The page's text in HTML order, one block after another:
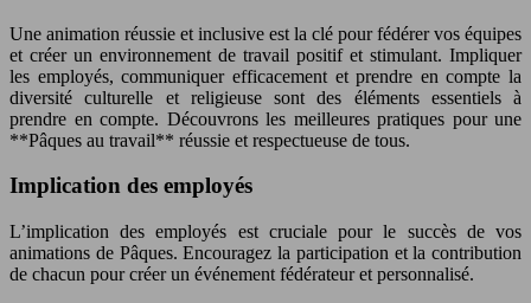
Une animation réussie et inclusive est la clé pour fédérer vos équipes
et créer un environnement de travail positif et stimulant. Impliquer
les employés, communiquer efficacement et prendre en compte la
diversité culturelle et religieuse sont des éléments essentiels à
prendre en compte. Découvrons les meilleures pratiques pour une
**Pâques au travail** réussie et respectueuse de tous.
Implication des employés
L’implication des employés est cruciale pour le succès de vos
animations de Pâques. Encouragez la participation et la contribution
de chacun pour créer un événement fédérateur et personnalisé.